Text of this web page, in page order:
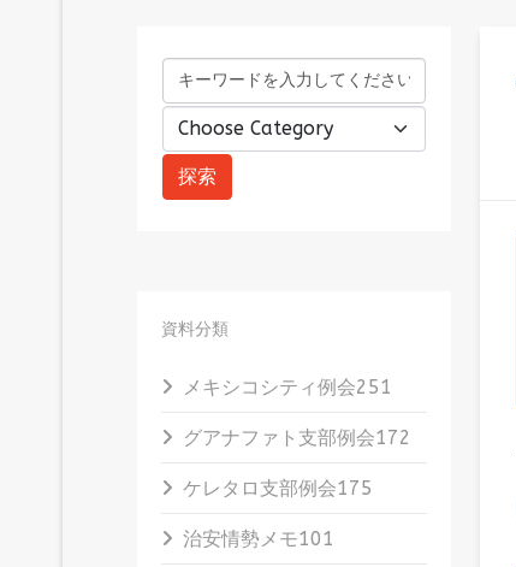
資料分類
メキシコシティ例会251
グアナファト支部例会172
ケレタロ支部例会175
治安情勢メモ101